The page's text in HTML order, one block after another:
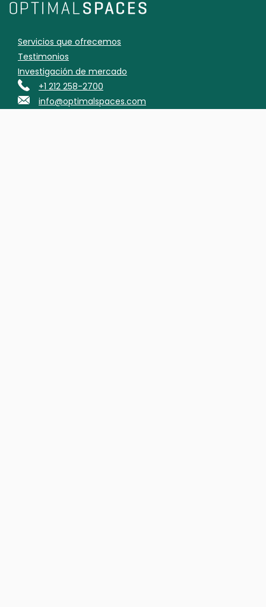
Servicios que ofrecemos
Testimonios
Investigación de mercado
+1 212 258-2700
info@optimalspaces.com